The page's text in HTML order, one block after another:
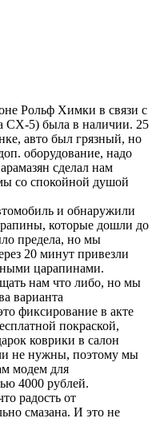
Рольф Химки в связи с
CX-5) была в наличии. 25
авто был грязный, но
оборудование, надо
сделал нам
со спокойной душой
и обнаружили
которые дошли до
предела, но мы
20 минут привезли
царапинами.
нам что либо, но мы
варианта
фиксирование в акте
покраской,
коврики в салон
не нужны, поэтому мы
модем для
4000 рублей.
радость от
смазана. И это не